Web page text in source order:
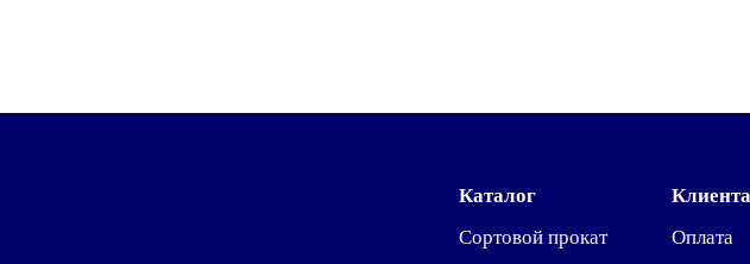
Каталог
Сортовой прокат
Оплата